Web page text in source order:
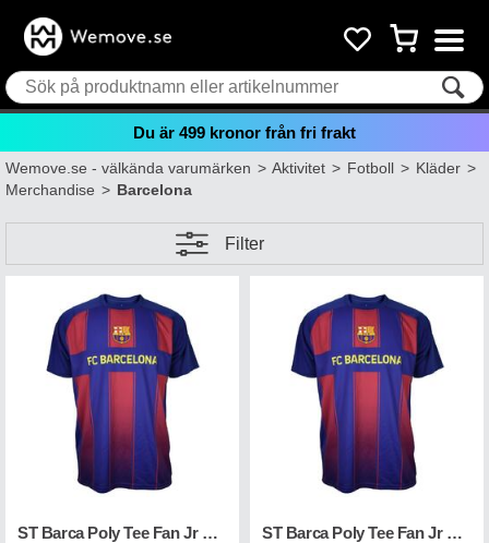
Du är 499 kronor från fri frakt
Wemove.se - välkända varumärken>Aktivitet>Fotboll>Kläder>
Merchandise>Barcelona
Filter
ST Barca Poly Tee Fan Jr Blå/Röd 14 ST Barca Poly Tee Fan Jr Blå/Röd 12